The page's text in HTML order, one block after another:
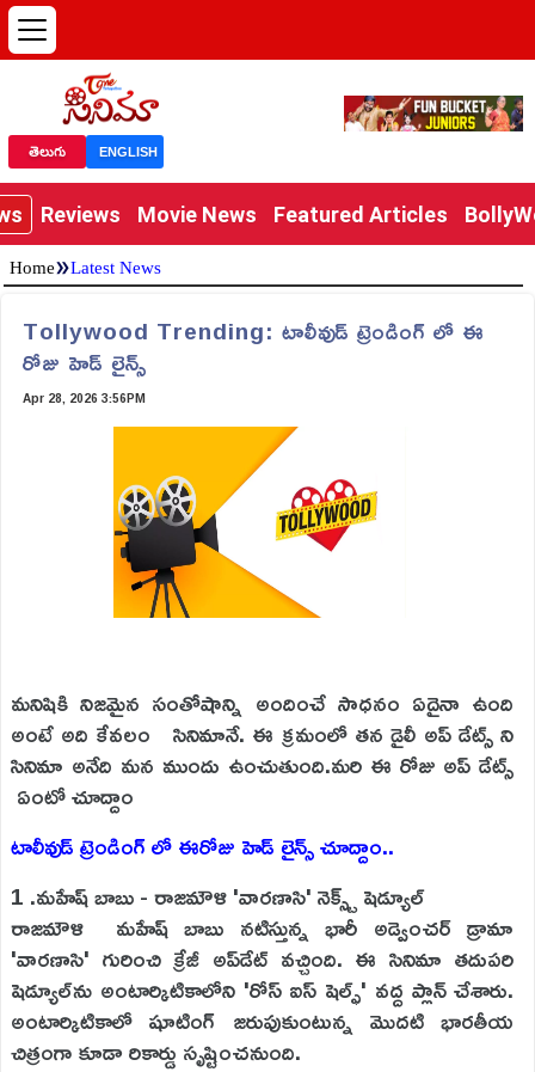
తెలుగు ENGLISH
Reviews Movie News Featured Articles
Home»Latest News
Tollywood Trending: టాలీవుడ్ ట్రెండింగ్ లో ఈ
రోజు హెడ్ లైన్స్
Apr 28, 2026 3:56PM
మనిషికి నిజమైన సంతోషాన్ని అందించే సాధనం ఏదైనా ఉంది
అంటే అది కేవలం సినిమానే. ఈ క్రమంలో తన డైలీ అప్ డేట్స్ ని
సినిమా అనేది మన ముందు ఉంచుతుంది.మరి ఈ రోజు అప్ డేట్స్
ఏంటో చూద్దాం
టాలీవుడ్ ట్రెండింగ్ లో ఈరోజు హెడ్ లైన్స్ చూద్దాం..
1 .మహేష్ బాబు - రాజమౌళి 'వారణాసి' నెక్స్ట్ షెడ్యూల్
రాజమౌళి మహేష్ బాబు నటిస్తున్న భారీ అడ్వెంచర్ డ్రామా
'వారణాసి' గురించి క్రేజీ అప్‌డేట్ వచ్చింది. ఈ సినిమా తదుపరి
షెడ్యూల్‌ను అంటార్కిటికాలోని 'రోస్ ఐస్ షెల్ఫ్' వద్ద ప్లాన్ చేశారు.
అంటార్కిటికాలో షూటింగ్ జరుపుకుంటున్న మొదటి భారతీయ
చిత్రంగా కూడా రికార్డు సృష్టించనుంది.